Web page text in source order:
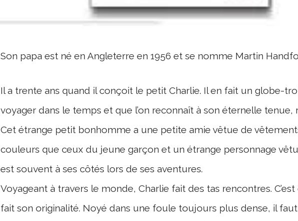
Son papa est né en Angleterre en 1956 et se nomme Martin
Il a trente ans quand il conçoit le petit Charlie. Il en fait un globe-
voyager dans le temps et que l’on reconnaît à son éternelle tenue,
Cet étrange petit bonhomme a une petite amie vêtue de
couleurs que ceux du jeune garçon et un étrange personnage
est souvent à ses côtés lors de ses aventures.
Voyageant à travers le monde, Charlie fait des tas rencontres. C’est
fait son originalité. Noyé dans une foule toujours plus dense, il